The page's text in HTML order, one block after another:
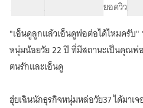
(เ
เ
จำนวนคำ จำนวนหน้า (A5) ยอดวิวระดั
"เอ็นดูลูกแล้วเอ็นดูพ่อต่อได้ไหมครับ
หนุ่มน้อยวัย 22 ปี ที่มีสถานะเป็นคุณพ่
ตนรักและเอ็นดู
ฮุ่ยเฉินนักธุรกิจหนุ่มหล่อวัย37 ได้มาเ